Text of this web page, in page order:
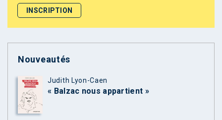
Nouveautés
Judith Lyon-Caen
« Balzac nous appartient »